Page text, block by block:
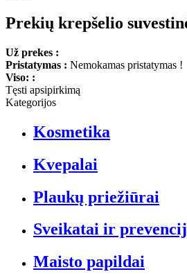
Prekių krepšelio
Už prekes :
Pristatymas : Nemokamas pristatymas !
Viso: :
Tęsti apsipirkimą
Kategorijos
Kosmetika
Kvepalai
Plaukų priežiūrai
Sveikatai ir
Maisto papildai